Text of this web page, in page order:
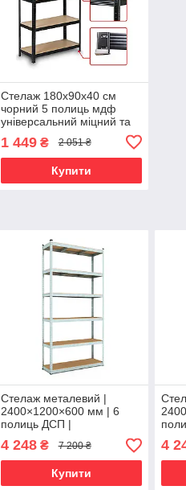
Стелаж 180х90х40 см
чорний 5 полиць мдф
універсальний міцний та
оцинкований з металу не
псує підлогу
1 449₴ 2 051 ₴
Купити
Стелаж металевий |
2400×1200×600 мм | 6
полиць ДСП |
Оцинкований | Бюджет ОД
| 125 кг/полицю | збірний
для гаража, складу та
4 248₴ 7 200 ₴
Купити
ОМ |
4